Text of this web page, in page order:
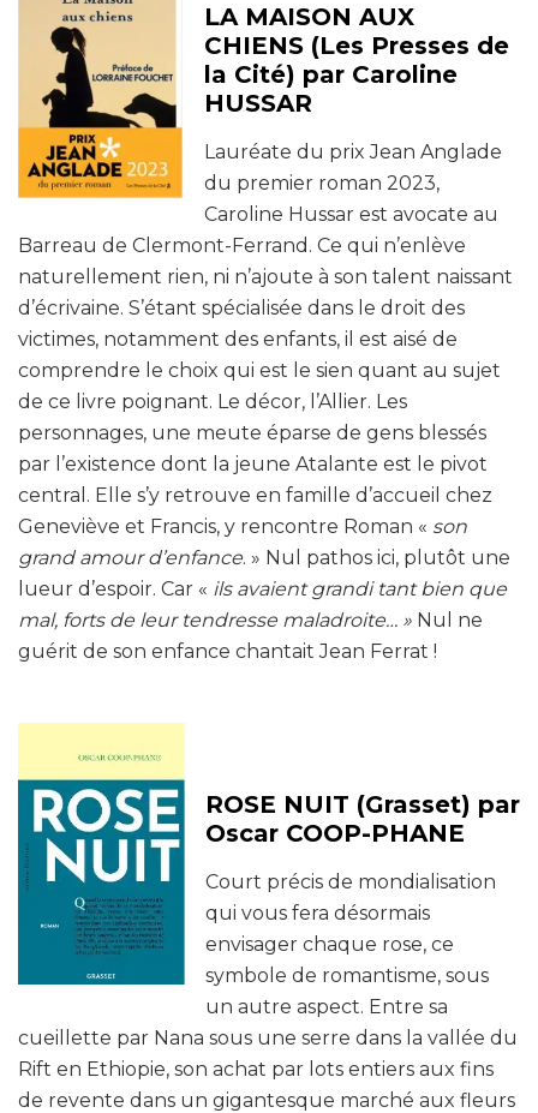
LA MAISON AUX
CHIENS (Les Presses de
la Cité) par Caroline
HUSSAR
Lauréate du prix Jean Anglade
du premier roman 2023,
Caroline Hussar est avocate au
Barreau de Clermont-Ferrand. Ce qui n’enlève
naturellement rien, ni n’ajoute à son talent naissant
d’écrivaine. S’étant spécialisée dans le droit des
victimes, notamment des enfants, il est aisé de
comprendre le choix qui est le sien quant au sujet
de ce livre poignant. Le décor, l’Allier. Les
personnages, une meute éparse de gens blessés
par l’existence dont la jeune Atalante est le pivot
central. Elle s’y retrouve en famille d’accueil chez
Geneviève et Francis, y rencontre Roman « son
grand amour d’enfance. » Nul pathos ici, plutôt une
lueur d’espoir. Car « ils avaient grandi tant bien que
mal, forts de leur tendresse maladroite… » Nul ne
guérit de son enfance chantait Jean Ferrat !
ROSE NUIT (Grasset) par
Oscar COOP-PHANE
Court précis de mondialisation
qui vous fera désormais
envisager chaque rose, ce
symbole de romantisme, sous
un autre aspect. Entre sa
cueillette par Nana sous une serre dans la vallée du
Rift en Ethiopie, son achat par lots entiers aux fins
de revente dans un gigantesque marché aux fleurs